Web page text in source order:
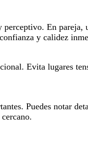
En pareja,
y calidez
Evita lugares
Puedes notar